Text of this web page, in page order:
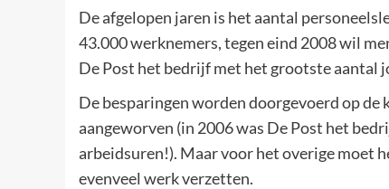
De afgelopen jaren is het aantal
43.000 werknemers, tegen eind 2008 wil
De Post het bedrijf met het grootste aantal
De besparingen worden doorgevoerd op
aangeworven (in 2006 was De Post het
arbeidsuren!). Maar voor het overige moet
evenveel werk verzetten.